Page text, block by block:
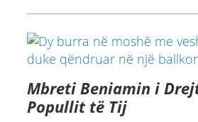
Mbreti Beniamin i
Popullit të Tij